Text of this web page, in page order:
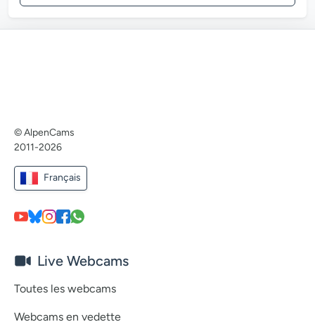
© AlpenCams
2011-2026
Français
Live Webcams
Toutes les webcams
Webcams en vedette